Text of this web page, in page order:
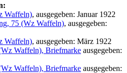
Waffeln), ausgegeben: Januar 1922
75 (Wz Waffeln), ausgegeben:
Waffeln), ausgegeben: März 1922
Waffeln), Briefmarke ausgegeben:
Waffeln), Briefmarke ausgegeben: